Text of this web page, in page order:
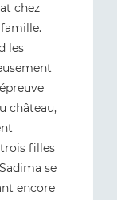
chez
les
château,
filles
se
encore